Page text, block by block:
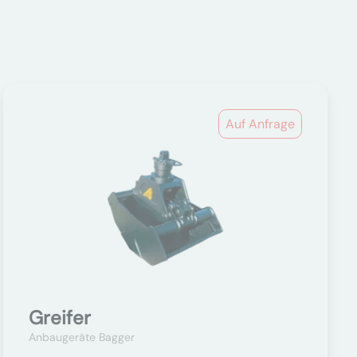
Auf Anfrage
Greifer
Anbaugeräte Bagger